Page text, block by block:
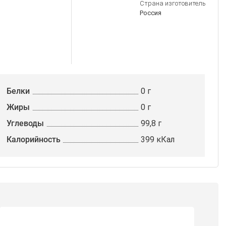
Страна изготовитель
Россия
Белки
0 г
Жиры
0 г
Углеводы
99,8 г
Калорийность
399 кКал